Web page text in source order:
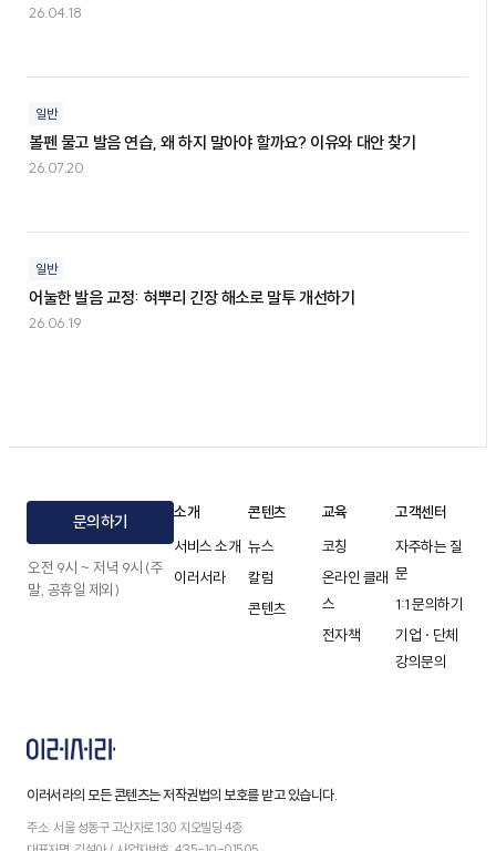
26.04.18
일반
볼펜 물고 발음 연습, 왜 하지 말아야 할까요? 이유와 대안 찾기
26.07.20
일반
어눌한 발음 교정: 혀뿌리 긴장 해소로 말투 개선하기
26.06.19
문의하기
오전 9시 ~ 저녁 9시 (주
말, 공휴일 제외)
소개
서비스 소개
이러서라
콘텐츠
뉴스
칼럼
콘텐츠
교육
코칭
온라인 클래
스
전자책
고객센터
자주하는 질
문
1:1 문의하기
기업 · 단체
강의문의
이러서라의 모든 콘텐츠는 저작권법의 보호를 받고 있습니다.
주소: 서울 성동구 고산자로 130 지오빌딩 4층